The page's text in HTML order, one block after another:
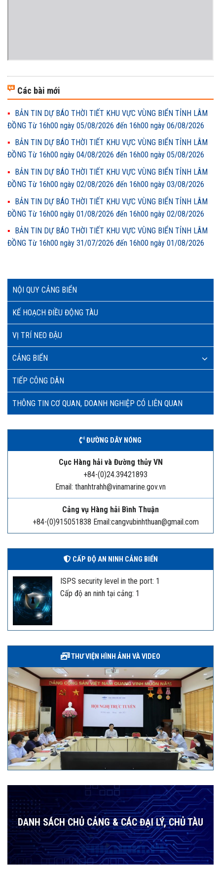
NỘI QUY CẢNG BIỂN
KẾ HOẠCH ĐIỀU ĐỘNG TÀU
VỊ TRÍ NEO ĐẬU
CẢNG BIỂN
TIẾP CÔNG DÂN
THÔNG TIN CƠ QUAN, DOANH NGHIỆP CÓ LIÊN QUAN
ĐƯỜNG DÂY NÓNG
Cục Hàng hải và Đường thủy VN
+84-(0)24.39421893
Email: thanhtrahh@vinamarine.gov.vn
Cảng vụ Hàng hải Bình Thuận
+84-(0)915051838 Email:cangvubinhthuan@gmail.com
CẤP ĐỘ AN NINH CẢNG BIỂN
ISPS security level in the port: 1
Cấp độ an ninh tại cảng: 1
THƯ VIỆN HÌNH ẢNH VÀ VIDEO
DANH SÁCH CHỦ CẢNG & CÁC ĐẠI LÝ, CHỦ TÀU
Các bài mới
BẢN TIN DỰ BÁO THỜI TIẾT KHU VỰC VÙNG BIỂN TỈNH LÂM
ĐỒNG Từ 16h00 ngày 05/08/2026 đến 16h00 ngày 06/08/2026
BẢN TIN DỰ BÁO THỜI TIẾT KHU VỰC VÙNG BIỂN TỈNH LÂM
ĐỒNG Từ 16h00 ngày 04/08/2026 đến 16h00 ngày 05/08/2026
BẢN TIN DỰ BÁO THỜI TIẾT KHU VỰC VÙNG BIỂN TỈNH LÂM
ĐỒNG Từ 16h00 ngày 02/08/2026 đến 16h00 ngày 03/08/2026
BẢN TIN DỰ BÁO THỜI TIẾT KHU VỰC VÙNG BIỂN TỈNH LÂM
ĐỒNG Từ 16h00 ngày 01/08/2026 đến 16h00 ngày 02/08/2026
BẢN TIN DỰ BÁO THỜI TIẾT KHU VỰC VÙNG BIỂN TỈNH LÂM
ĐỒNG Từ 16h00 ngày 31/07/2026 đến 16h00 ngày 01/08/2026